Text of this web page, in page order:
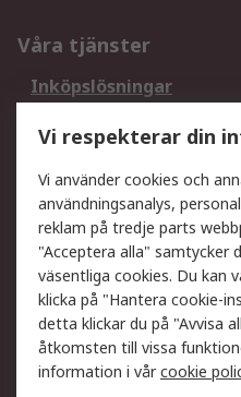
Våra tjänster
Inköpslösningar
DesignSpark
Ditt lokala säljteam
Support
Få hjälp
Leverans
Begär en fakturakopi
Betalningsalternativ
Vi respekterar din
Vi använder cookies och
användningsanalys,
reklam på tredje parts
"Acceptera alla" samtycker
väsentliga cookies. Du kan
klicka på "Hantera cookie-
detta klickar du på "Avvisa
åtkomsten till vissa
information i vårcookie